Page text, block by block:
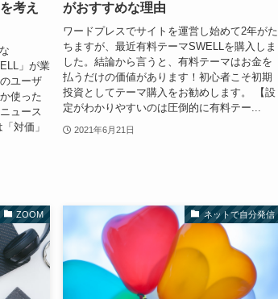
考え
」が業
ユーザ
使った
ュース
対価」
がおすすめな理由
ワードプレスでサイトを運営し始めて2年がた
ちますが、最近有料テーマSWELLを購入しま
した。結論から言うと、有料テーマはお金を
払うだけの価値があります！初心者こそ初期
投資としてテーマ購入をお勧めします。 【設
定がわかりやすいのは圧倒的に有料テー...
2021年6月21日
ZOOM ネットで自分発信